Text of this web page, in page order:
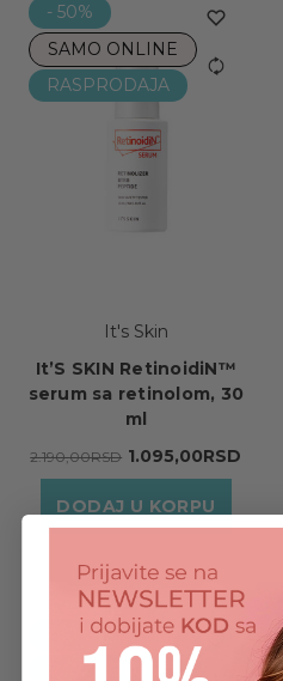
- 50%
SAMO ONLINE
RASPRODAJA
It's Skin
It’S SKIN RetinoidiN™
serum sa retinolom, 30
ml
2.190,00RSD 1.095,00RSD
DODAJ U KORPU
- 50%
RASPRODAJA